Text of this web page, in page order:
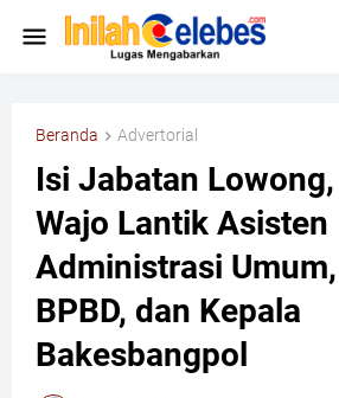
Beranda Advertorial
Isi Jabatan
Wajo Lantik Asisten
Administrasi
BPBD, dan Kepala
Bakesbangpol